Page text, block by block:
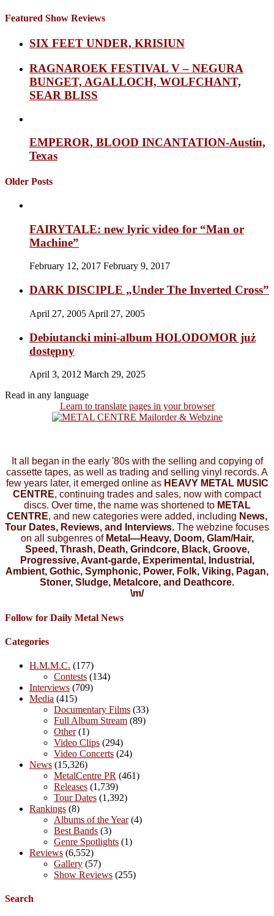
Featured Show Reviews
SIX FEET UNDER, KRISIUN
RAGNAROEK FESTIVAL V – NEGURA
BUNGET, AGALLOCH, WOLFCHANT,
SEAR BLISS
EMPEROR, BLOOD INCANTATION-Austin,
Texas
Older Posts
FAIRYTALE: new lyric video for “Man or
Machine”
February 12, 2017 February 9, 2017
DARK DISCIPLE „Under The Inverted Cross”
April 27, 2005 April 27, 2005
Debiutancki mini-album HOLODOMOR już
dostępny
April 3, 2012 March 29, 2025
Read in any language
Learn to translate pages in your browser
It all began in the early '80s with the selling and copying of
cassette tapes, as well as trading and selling vinyl records. A
few years later, it emerged online as HEAVY METAL MUSIC
CENTRE, continuing trades and sales, now with compact
discs. Over time, the name was shortened to METAL
CENTRE, and new categories were added, including News,
Tour Dates, Reviews, and Interviews. The webzine focuses
on all subgenres of Metal—Heavy, Doom, Glam/Hair,
Speed, Thrash, Death, Grindcore, Black, Groove,
Progressive, Avant-garde, Experimental, Industrial,
Ambient, Gothic, Symphonic, Power, Folk, Viking, Pagan,
Stoner, Sludge, Metalcore, and Deathcore.
\m/
Follow for Daily Metal News
Categories
H.M.M.C. (177)
Contests (134)
Interviews (709)
Media (415)
Documentary Films (33)
Full Album Stream (89)
Other(1)
Video Clips (294)
Video Concerts (24)
News (15,326)
MetalCentre PR (461)
Releases (1,739)
Tour Dates (1,392)
Rankings (8)
Albums of the Year(4)
Best Bands (3)
Genre Spotlights (1)
Reviews (6,552)
Gallery (57)
Show Reviews (255)
Search